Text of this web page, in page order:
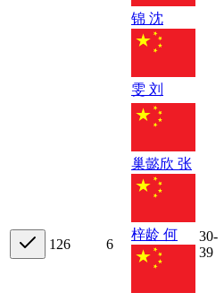
锦 沈
雯 刘
126 6
巢懿欣 张
梓龄 何
30-
39